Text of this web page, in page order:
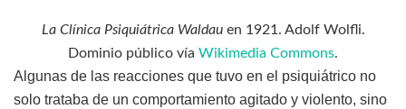
La Clínica Psiquiátrica Waldauen 1921. Adolf Wolfli.
Dominio público vía Wikimedia Commons.
Algunas de las reacciones que tuvo en el psiquiátrico no
solo trataba de un comportamiento agitado y violento, sino